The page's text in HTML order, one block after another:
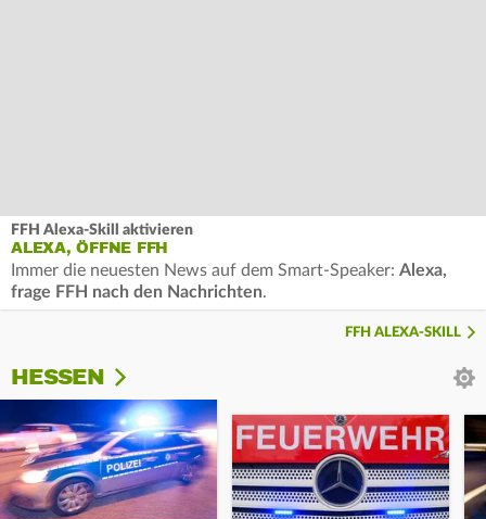
FFH Alexa-Skill aktivieren
ALEXA, ÖFFNE FFH
Immer die neuesten News auf dem Smart-Speaker: Alexa,
frage FFH nach den Nachrichten.
FFH ALEXA-SKILL
HESSEN